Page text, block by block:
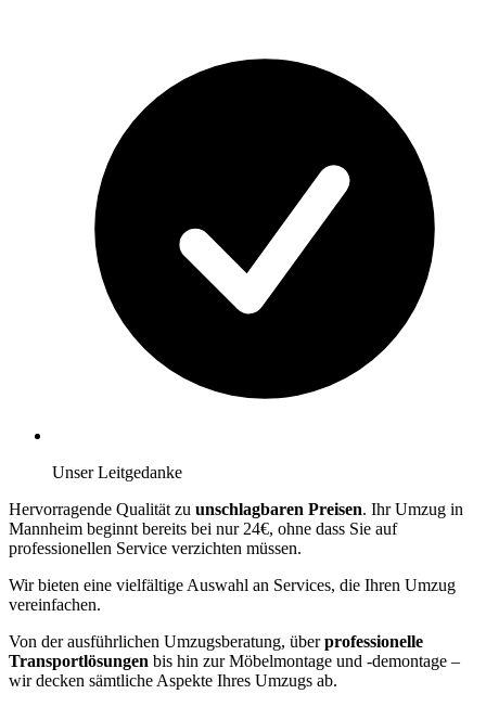
Unser Leitgedanke
Hervorragende Qualität zu unschlagbaren Preisen. Ihr Umzug in
Mannheim beginnt bereits bei nur 24€, ohne dass Sie auf
professionellen Service verzichten müssen.
Wir bieten eine vielfältige Auswahl an Services, die Ihren Umzug
vereinfachen.
Von der ausführlichen Umzugsberatung, überprofessionelle
Transportlösungen bis hin zur Möbelmontage und -demontage –
wir decken sämtliche Aspekte Ihres Umzugs ab.